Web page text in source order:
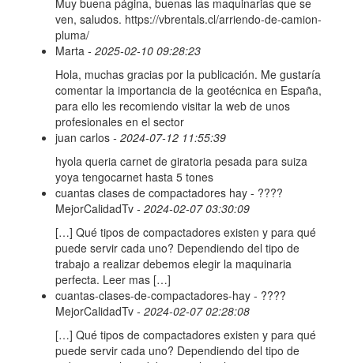
Muy buena página, buenas las maquinarias que se
ven, saludos. https://vbrentals.cl/arriendo-de-camion-
pluma/
Marta - 2025-02-10 09:28:23
Hola, muchas gracias por la publicación. Me gustaría
comentar la importancia de la geotécnica en España,
para ello les recomiendo visitar la web de unos
profesionales en el sector
juan carlos - 2024-07-12 11:55:39
hyola queria carnet de giratoria pesada para suiza
yoya tengocarnet hasta 5 tones
cuantas clases de compactadores hay - ????
MejorCalidadTv - 2024-02-07 03:30:09
[…] Qué tipos de compactadores existen y para qué
puede servir cada uno? Dependiendo del tipo de
trabajo a realizar debemos elegir la maquinaria
perfecta. Leer mas […]
cuantas-clases-de-compactadores-hay - ????
MejorCalidadTv - 2024-02-07 02:28:08
[…] Qué tipos de compactadores existen y para qué
puede servir cada uno? Dependiendo del tipo de